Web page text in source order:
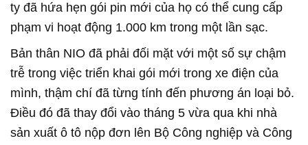
ty đã hứa hẹn gói pin mới của họ có thể cung cấp
phạm vi hoạt động 1.000 km trong một lần sạc.
Bản thân NIO đã phải đối mặt với một số sự chậm
trễ trong việc triển khai gói mới trong xe điện của
mình, thậm chí đã từng tính đến phương án loại bỏ.
Điều đó đã thay đổi vào tháng 5 vừa qua khi nhà
sản xuất ô tô nộp đơn lên Bộ Công nghiệp và Công